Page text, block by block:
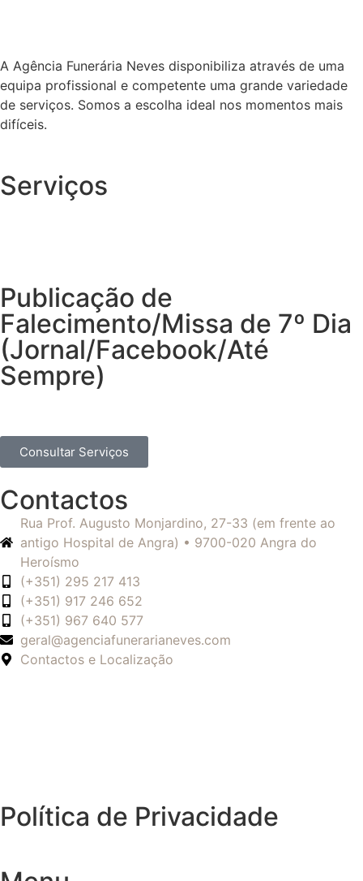
A Agência Funerária Neves disponibiliza através de uma
equipa profissional e competente uma grande variedade
de serviços. Somos a escolha ideal nos momentos mais
difíceis.
Serviços
Publicação de
Falecimento/Missa de 7º Dia
(Jornal/Facebook/Até
Sempre)
Consultar Serviços
Contactos
Rua Prof. Augusto Monjardino, 27-33 (em frente ao
antigo Hospital de Angra) • 9700-020 Angra do
Heroísmo
(+351) 295 217 413
(+351) 917 246 652
(+351) 967 640 577
geral@agenciafunerarianeves.com
Contactos e Localização
Política de Privacidade